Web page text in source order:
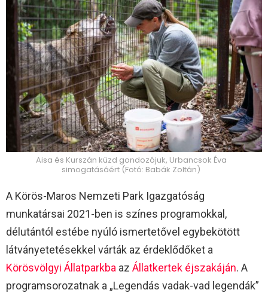
Aisa és Kurszán küzd gondozójuk, Urbancsok Éva
simogatásáért (Fotó: Babák Zoltán)
A Körös-Maros Nemzeti Park Igazgatóság
munkatársai 2021-ben is színes programokkal,
délutántól estébe nyúló ismertetővel egybekötött
látványetetésekkel várták az érdeklődőket a
Körösvölgyi Állatparkba az Állatkertek éjszakáján. A
programsorozatnak a „Legendás vadak-vad legendák”